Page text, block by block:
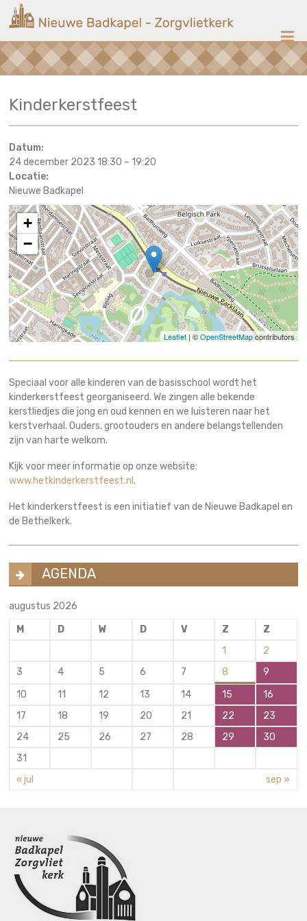
naar
inhoud
Nieuwe
Badkapel
op
Kinderkerstfeest
Datum:
24 december 2023 18:30 –19:20
Locatie:
Nieuwe Badkapel
+
−
Leaflet| ©OpenStreetMapcontributors
Speciaal voor alle kinderen van de basisschool wordt het
kinderkerstfeest georganiseerd. We zingen alle bekende
kerstliedjes die jong en oud kennen en we luisteren naar het
kerstverhaal. Ouders, grootouders en andere belangstellenden
zijn van harte welkom.
Kijk voor meer informatie op onze website:
www.hetkinderkerstfeest.nl.
Het kinderkerstfeest is een initiatief van de Nieuwe Badkapel en
de Bethelkerk.
AGENDA
augustus 2026
M
D W D V Z
Z
1
2
3
4 5 6 7 8
9
10
11 12 13 14 15
16
17
18 19 20 21 22
23
24
25 26 27 28 29
30
31
« jul
sep »